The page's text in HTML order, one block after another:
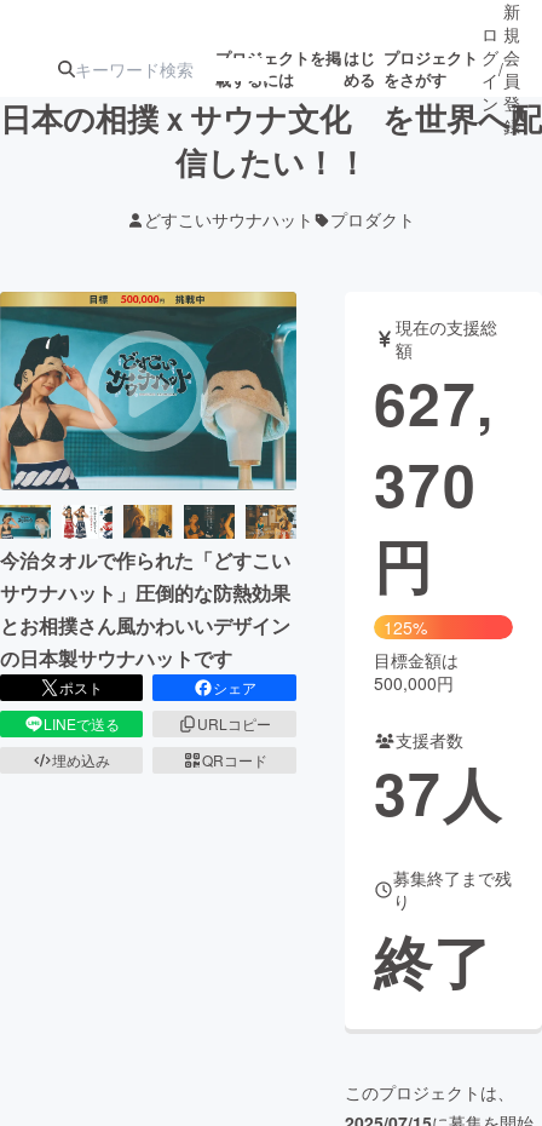
プロジェクトを掲
載するには
はじ
める
プロジェクト
をさがす
ターン
ジェクト
募集終了が近いプ
ロジェクト
音楽
テクノロジー・ガジェット ゲーム・サ
映像・映画
ビジネス・起業
まちづくり・地域活性化
CAMPFIRE for Social Good
CAMPFIRE Creation
CAMPFIREふるさと納税machi-ya コミュニティ
ロ
グ
イ
ン
/
新
規
会
員
登
録
日本の相撲ｘサウナ文化 を世界へ配
信したい！！
どすこいサウナハット プロダクト
今治タオルで作られた「どすこい
サウナハット」圧倒的な防熱効果
とお相撲さん風かわいいデザイン
の日本製サウナハットです
ポスト
シェア
LINEで送る
URLコピー
埋め込み
QRコード
現在の支援総
額
627,
370
円
125%
目標金額は
500,000円
支援者数
37人
募集終了まで残
り
終了
このプロジェクトは、